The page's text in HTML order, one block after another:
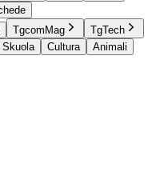
TgcomMag
TgTech
Skuola Cultura
Animali